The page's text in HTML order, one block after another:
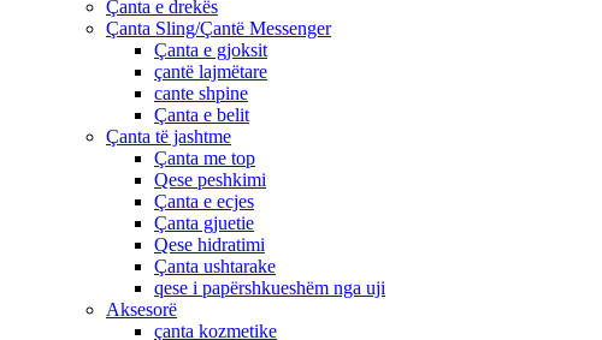
Çanta e drekës
Çanta Sling/Çantë Messenger
Çanta e gjoksit
çantë lajmëtare
cante shpine
Çanta e belit
Çanta të jashtme
Çanta me top
Qese peshkimi
Çanta e ecjes
Çanta gjuetie
Qese hidratimi
Çanta ushtarake
qese i papërshkueshëm nga uji
Aksesorë
çanta kozmetike